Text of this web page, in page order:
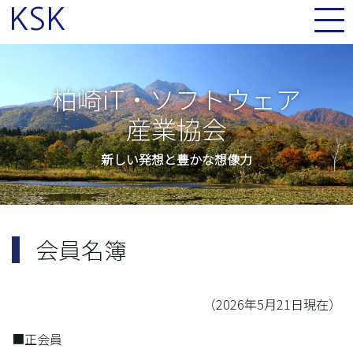
KSK
柏崎iT・ソフトウェア
産業協会
新しい発想と豊かな想像力
会員名簿
（2026年5月21日現在）
■正会員